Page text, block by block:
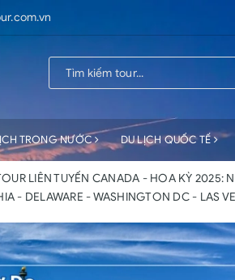
TRONG NƯỚC DU LỊCH QUỐC TẾ
LIÊN TUYẾN CANADA - HOA KỲ 2025:
- DELAWARE - WASHINGTON DC - LAS